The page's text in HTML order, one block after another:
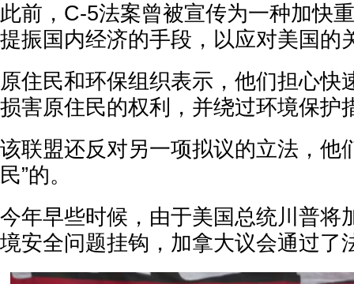
此前，C-5法案曾被宣传为一种加快
提振国内经济的手段，以应对美国的
原住民和环保组织表示，他们担心快
损害原住民的权利，并绕过环境保护
该联盟还反对另一项拟议的立法，他
民”的。
今年早些时候，由于美国总统川普将
境安全问题挂钩，加拿大议会通过了